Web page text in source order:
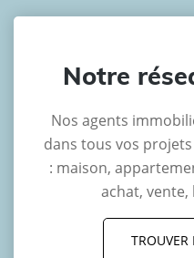
Notre
Nos agents
dans tous vos
: maison,
achat,